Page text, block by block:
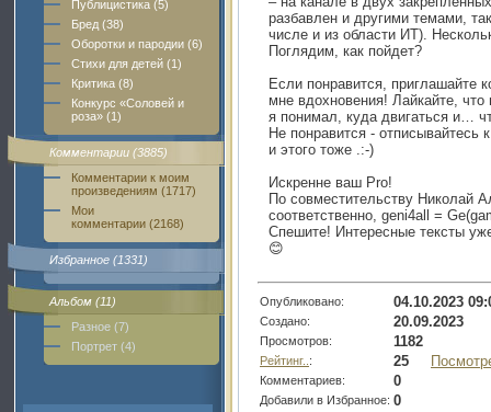
Публицистика (5)
Бред (38)
Оборотки и пародии (6)
Стихи для детей (1)
Критика (8)
Конкурс «Соловей и
роза» (1)
Комментарии (3885)
Комментарии к моим
произведениям (1717)
Мои
комментарии (2168)
Избранное (1331)
Альбом (11)
Разное (7)
Портрет (4)
разбавлен и другими темами,
числе и из области ИТ).
Поглядим, как пойдет?
Если понравится, приглашайте
мне вдохновения! Лайкайте, что
я понимал, куда двигаться и…
Не понравится - отписывайтесь
и этого тоже .:-)
Искренне ваш Pro!
По совместительству Николай
соответственно, geni4all =
Спешите! Интересные тексты
😊
Опубликовано: 04.10.2023
Создано: 20.09.2023
Просмотров: 1182
Рейтинг.. : 25
Комментариев: 0
Добавили в Избранное: 0